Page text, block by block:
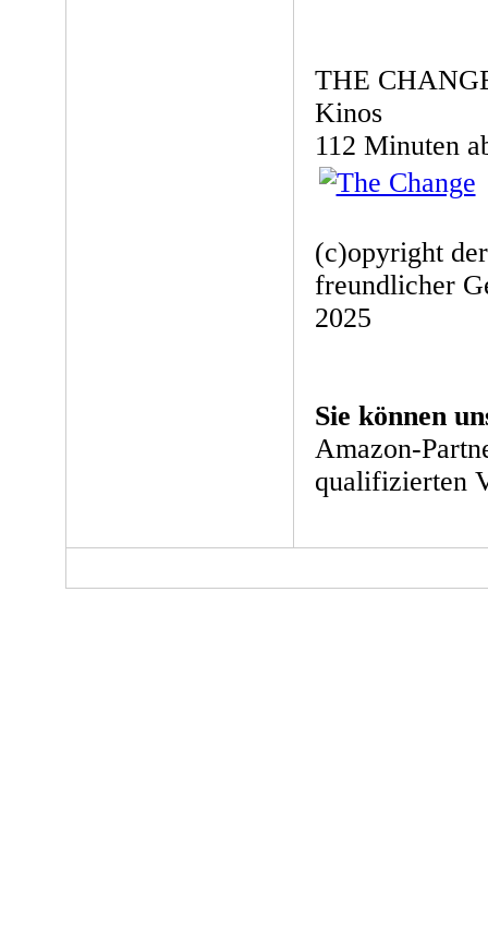
THE
Kinos
112 Minuten
(c)opyright
freundlicher
2025
Sie können
Amazon-
qualifizierten